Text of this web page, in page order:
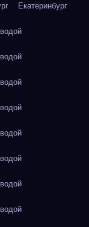
Екатеринбург